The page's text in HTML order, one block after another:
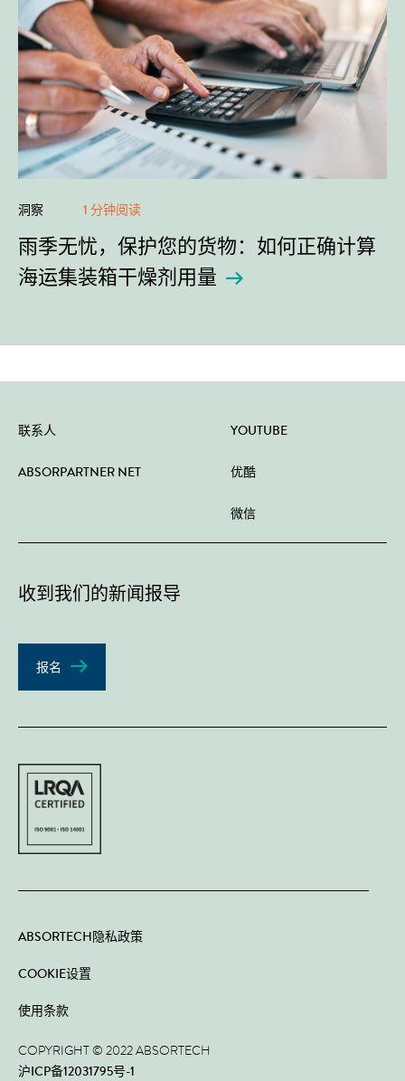
洞察 1 分钟阅读
雨季无忧，保护您的货物：如何正确计算
海运集装箱干燥剂用量
联系人
ABSORPARTNER NET
YOUTUBE
优酷
微信
收到我们的新闻报导
报名
ABSORTECH隐私政策
COOKIE设置
使用条款
COPYRIGHT © 2022 ABSORTECH
沪ICP备12031795号-1